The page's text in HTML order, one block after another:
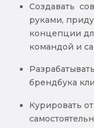
Создавать
руками,
концепции
командой и
брендбука
Курировать